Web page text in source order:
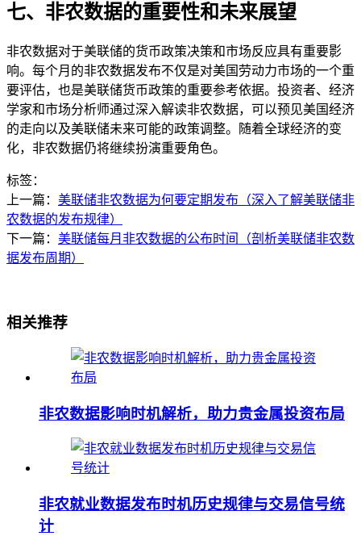
七、非农数据的重要性和未来展望
非农数据对于美联储的货币政策决策和市场反应具有重要影
响。每个月的非农数据发布不仅是对美国劳动力市场的一个重
要评估，也是美联储货币政策的重要参考依据。投资者、经济
学家和市场分析师通过深入解读非农数据，可以预见美国经济
的走向以及美联储未来可能的政策调整。随着全球经济的变
化，非农数据仍将继续扮演重要角色。
标签：
上一篇： 美联储非农数据为何要定期发布（深入了解美联储非
农数据的发布规律）
下一篇： 美联储每月非农数据的公布时间（剖析美联储非农数
据发布周期）
相关推荐
非农数据影响时机解析，助力贵金属投资布局
非农就业数据发布时机历史规律与交易信号统
计